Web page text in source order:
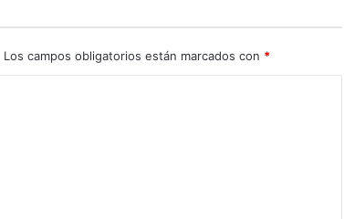
Los campos obligatorios están marcados con *